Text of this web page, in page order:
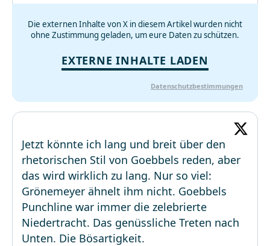
Die externen Inhalte von X in diesem Artikel wurden nicht
ohne Zustimmung geladen, um eure Daten zu schützen.
EXTERNE INHALTE LADEN
Datenschutzbestimmungen
Jetzt könnte ich lang und breit über den
rhetorischen Stil von Goebbels reden, aber
das wird wirklich zu lang. Nur so viel:
Grönemeyer ähnelt ihm nicht. Goebbels
Punchline war immer die zelebrierte
Niedertracht. Das genüssliche Treten nach
Unten. Die Bösartigkeit.